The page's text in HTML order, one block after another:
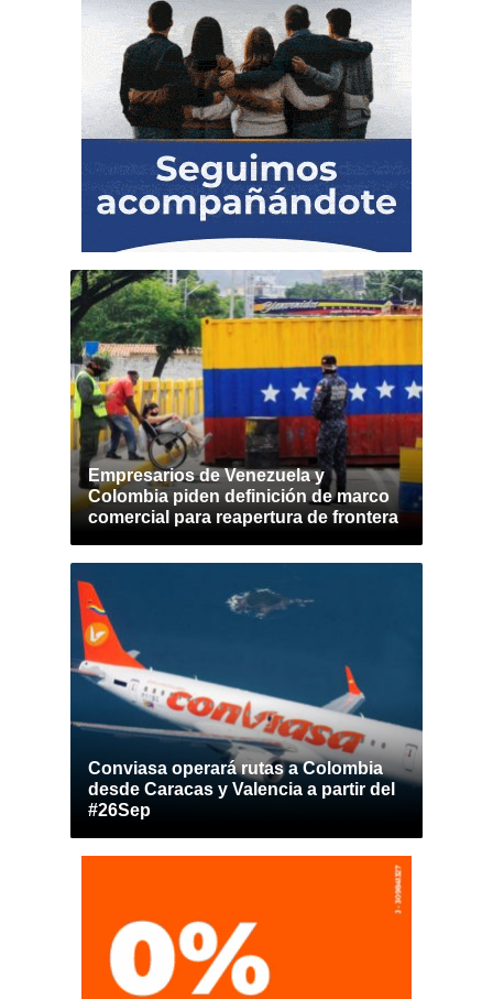
Empresarios de Venezuela y
Colombia piden definición de marco
comercial para reapertura de frontera
Conviasa operará rutas a Colombia
desde Caracas y Valencia a partir del
#26Sep